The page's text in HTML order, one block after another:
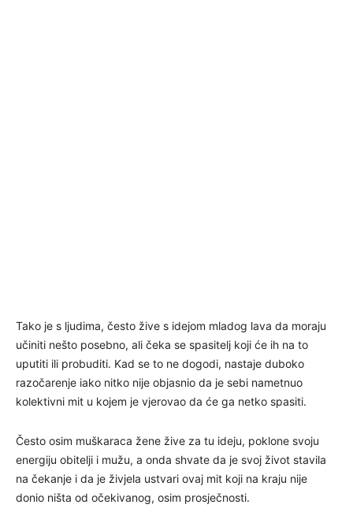
Tako je s ljudima, često žive s idejom mladog lava da moraju
učiniti nešto posebno, ali čeka se spasitelj koji će ih na to
uputiti ili probuditi. Kad se to ne dogodi, nastaje duboko
razočarenje iako nitko nije objasnio da je sebi nametnuo
kolektivni mit u kojem je vjerovao da će ga netko spasiti.
Često osim muškaraca žene žive za tu ideju, poklone svoju
energiju obitelji i mužu, a onda shvate da je svoj život stavila
na čekanje i da je živjela ustvari ovaj mit koji na kraju nije
donio ništa od očekivanog, osim prosječnosti.